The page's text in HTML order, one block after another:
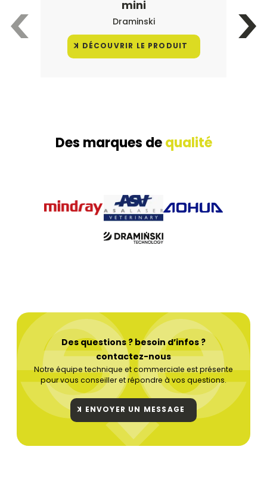
mini
Draminski
DÉCOUVRIR LE PRODUIT
Des marques de qualité
Des questions ? besoin d’infos ?
contactez-nous
Notre équipe technique et commerciale est présente
pour vous conseiller et répondre à vos questions.
ENVOYER UN MESSAGE